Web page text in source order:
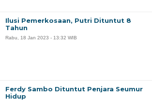
Ilusi Pemerkosaan, Putri Dituntut 8
Tahun
Rabu, 18 Jan 2023 - 13:32 WIB
Ferdy Sambo Dituntut Penjara Seumur
Hidup